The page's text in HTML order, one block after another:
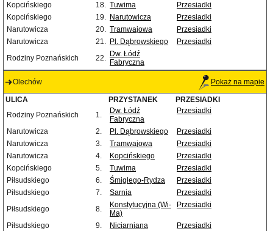
Kopcińskiego
18. Tuwima
Przesiadki
Kopcińskiego
19. Narutowicza
Przesiadki
Narutowicza
20. Tramwajowa
Przesiadki
Narutowicza
21. Pl. Dąbrowskiego
Przesiadki
Rodziny Poznańskich
22. Dw. Łódź
Fabryczna
Olechów Pokaż na mapie
ULICA PRZYSTANEK
PRZESIADKI
Rodziny Poznańskich
1.
Dw. Łódź
Fabryczna
Przesiadki
Narutowicza 2. Pl. Dąbrowskiego
Przesiadki
Narutowicza
3. Tramwajowa
Przesiadki
Narutowicza
4. Kopcińskiego
Przesiadki
Kopcińskiego
5. Tuwima
Przesiadki
Piłsudskiego
6. Śmigłego-Rydza
Przesiadki
Piłsudskiego
7. Sarnia
Przesiadki
Piłsudskiego
8.
Konstytucyjna (Wi-
Ma)
Przesiadki
Piłsudskiego 9. Niciarniana
Przesiadki